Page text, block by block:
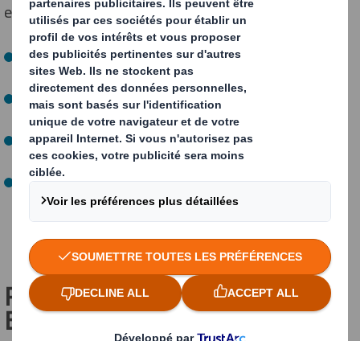
environnemental à chaque étape de son cycle de vie :
Extraction de matières premières renouvelables
sa fabrication ;
Optimisation des énergies et utilisation de
recyclableslors de sa conception ;
Expédition plus écologique :réduire les distances,
privilégier les transports les moins polluants…
En fin de vie, son traitement occasionne le moins de
déchets possible et d’utilisation d’énergies.
POURQUOI UTILISER DES
EMBALLAGES ÉCOLOGIQUES ?